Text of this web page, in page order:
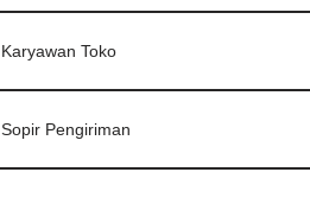
Karyawan Toko
Sopir Pengiriman